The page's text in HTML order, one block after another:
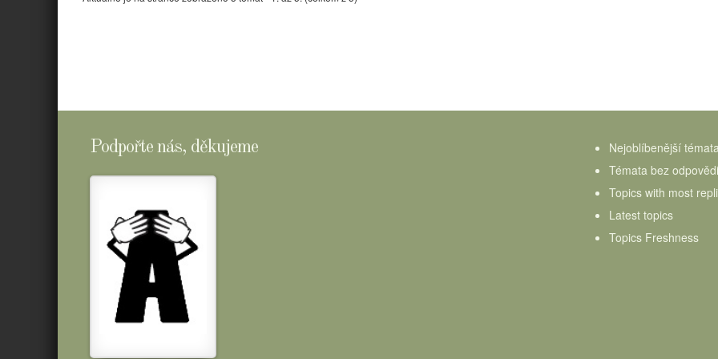
Podpořte nás, děkujeme
Nejoblíbenější témata
Témata bez odpovědi
Topics with most
Latest topics
Topics Freshness